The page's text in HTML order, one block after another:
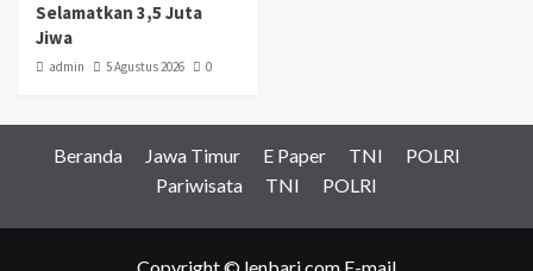
Selamatkan 3,5 Juta
Jiwa
admin 5 Agustus 2026 0
Beranda Jawa Timur E Paper TNI
POLRI
Pariwisata
TNI POLRI